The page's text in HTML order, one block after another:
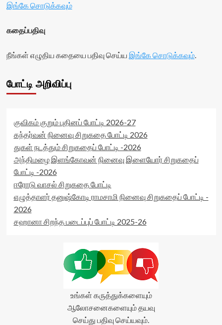
stars'
rater-
rating='0'
data-
rater-
postid='25373'
data-
rater-
readonly='true'
data-
readonly-
attribute='true'
<span
average'>0
இங்கே சொடுக்கவும்
கதைப்பதிவு
நீங்கள் எழுதிய கதையை பதிவு செய்ய இங்கே சொடுக்கவும்.
போட்டி அறிவிப்பு
குவிகம் குறும் புதினப் போட்டி 2026-27
கந்தர்வன் நினைவு சிறுகதை போட்டி 2026
துகள் நடத்தும் சிறுகதைப் போட்டி -2026
அந்திமழை இளங்கோவன் நினைவு இளையோர் சிறுகதைப்
போட்டி -2026
ஈரோடு வாசல் சிறுகதை போட்டி
எழுத்தாளர் தனுஷ்கோடி ராமசாமி நினைவு சிறுகதைப் போட்டி -
2026
சஹானா சிறந்த படைப்புப் போட்டி 2025-26
உங்கள் கருத்துக்களையும்
ஆலோசனைகளையும் தயவு
செய்து பதிவு செய்யவும்.